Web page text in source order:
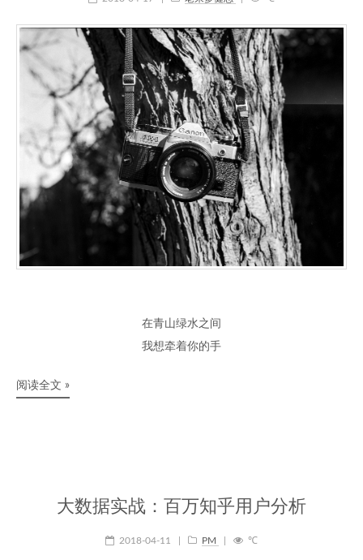
在青山绿水之间
我想牵着你的手
阅读全文 »
大数据实战：百万知乎用户分析
2018-04-11 PM ℃